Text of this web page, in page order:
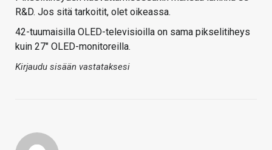
R&D. Jos sitä tarkoitit, olet oikeassa.
42-tuumaisilla OLED-televisioilla on sama pikselitiheys
kuin 27" OLED-monitoreilla.
Kirjaudu sisään vastataksesi